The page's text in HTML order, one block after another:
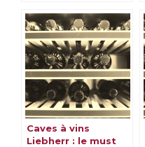
Caves à vins
Liebherr : le must